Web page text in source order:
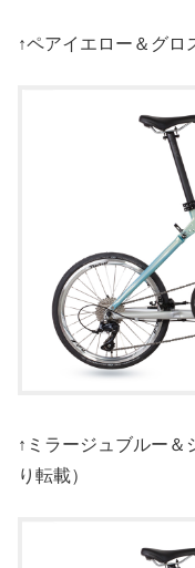
↑ペアイエロー＆グロ
↑ミラージュブルー＆
り転載）